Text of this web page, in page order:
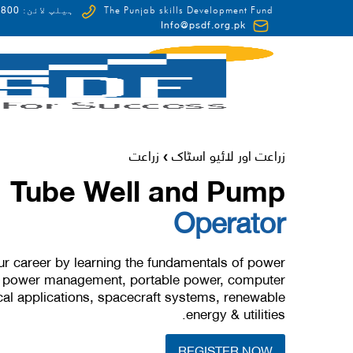
The Punjab skills Development Fund ہیلپ لائن:
Info@psdf.org.pk
FCDO
زراعت اور لائیو اسٹاک ❯زراعت
Tube Well and Pump
Operator
career by learning the fundamentals of power
management, portable power, computer
applications, spacecraft systems, renewable
energy & utilities.